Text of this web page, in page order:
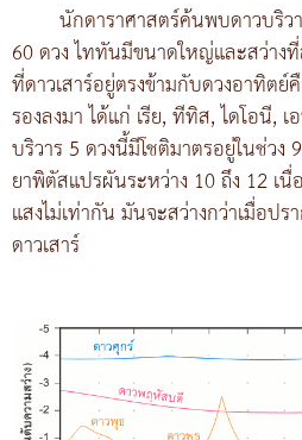
นักดาราศาสตร์ค้นพบดาวบริว
60 ดวง ไททันมีขนาดใหญ่และสว่าง
ที่ดาวเสาร์อยู่ตรงข้ามกับดวงอาทิตย์
รองลงมา ได้แก่ เรีย, ทีทิส, ไดโอนี,
บริวาร 5 ดวงนี้มีโชติมาตรอยู่ในช่วง
ยาพิตัสแปรผันระหว่าง 10 ถึง 12 เ
แสงไม่เท่ากัน มันจะสว่างกว่าเมื่อป
ดาวเสาร์